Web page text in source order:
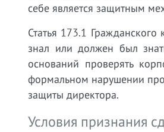
себе является защитным
Статья 173.1 Гражданского
знал или должен был
оснований проверять
формальном нарушении
защиты директора.
Условия признания